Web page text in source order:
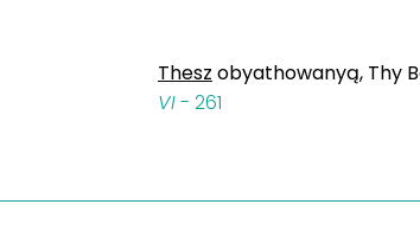
Thesz obyathowanyą, Thy
VI- 261